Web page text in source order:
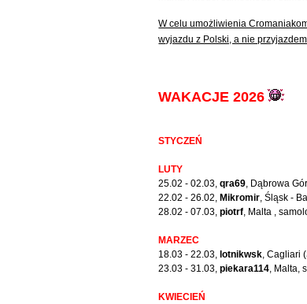
W celu umożliwienia
wyjazdu z Polski, a nie
WAKACJE 2026
STYCZEŃ
LUTY
25.02 - 02.03,qra69, Dąbrowa
22.02 - 26.02, Mikromir, Śląsk -
28.02 - 07.03,piotrf, Malta ,
MARZEC
18.03 - 22.03, lotnikwsk, Cagliari
23.03 - 31.03,piekara114, Malta,
KWIECIEŃ